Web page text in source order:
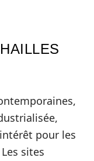
pour les
sites